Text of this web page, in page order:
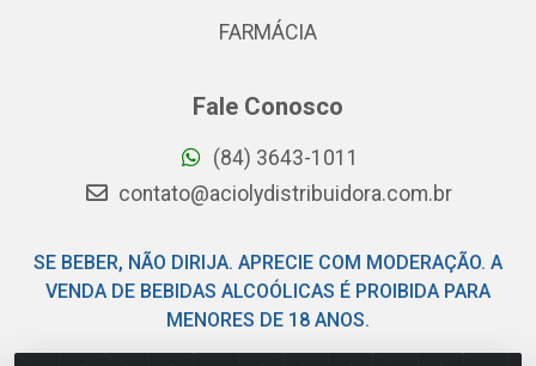
FARMÁCIA
Fale Conosco
(84) 3643-1011
contato@aciolydistribuidora.com.br
SE BEBER, NÃO DIRIJA. APRECIE COM MODERAÇÃO. A
VENDA DE BEBIDAS ALCOÓLICAS É PROIBIDA PARA
MENORES DE 18 ANOS.